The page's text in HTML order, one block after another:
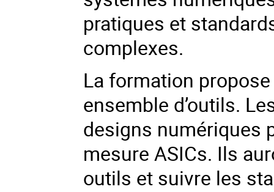
pratiques et
complexes.
La formation
ensemble d’outils.
designs numériques
mesure ASICs. Ils
outils et suivre les